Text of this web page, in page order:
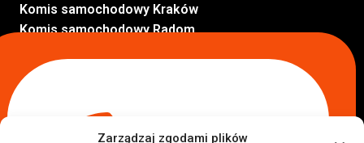
Zarządzaj zgodami plików
Komis samochodowy Kraków
Komis samochodowy Radom
Komis samochodowy Opole
Komis samochodowy Sochaczew
Inne Lokalizacje